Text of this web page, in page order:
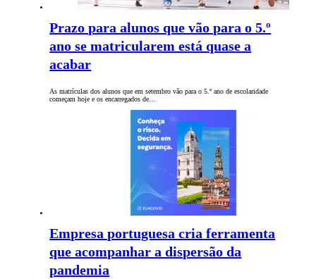
Prazo para alunos que vão para o 5.º
ano se matricularem está quase a
acabar
As matrículas dos alunos que em setembro vão para o 5.º ano de escolaridade
começam hoje e os encarregados de…
Empresa portuguesa cria ferramenta
que acompanhar a dispersão da
pandemia